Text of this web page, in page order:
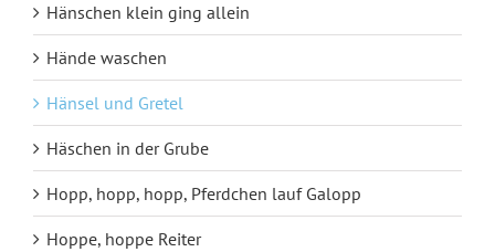
Hänschen klein ging allein
Hände waschen
Hänsel und Gretel
Häschen in der Grube
Hopp, hopp, hopp, Pferdchen lauf Galopp
Hoppe, hoppe Reiter